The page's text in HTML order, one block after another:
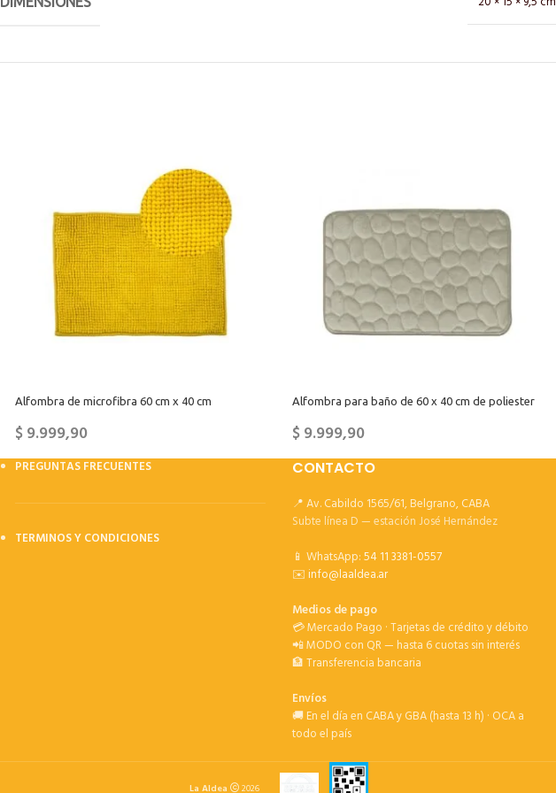
Alfombra de microfibra 60 cm x 40 cm
$9.999,90
Alfombra para baño de 60 x 40 cm de poliester
$9.999,90
PREGUNTAS FRECUENTES
TERMINOS Y CONDICIONES
CONTACTO
📍 Av. Cabildo 1565/61, Belgrano, CABA
Subte línea D — estación José Hernández
📱 WhatsApp:54 11 3381-0557
✉️info@laaldea.ar
Medios de pago
💳 Mercado Pago · Tarjetas de crédito y débito
📲 MODO con QR — hasta 6 cuotas sin interés
🏦 Transferencia bancaria
Envíos
🚚 En el día en CABA y GBA (hasta 13 h) · OCA a
todo el país
La Aldea 2026